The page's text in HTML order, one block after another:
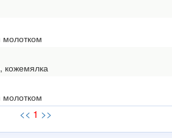
кожемялка
<< 1 >>